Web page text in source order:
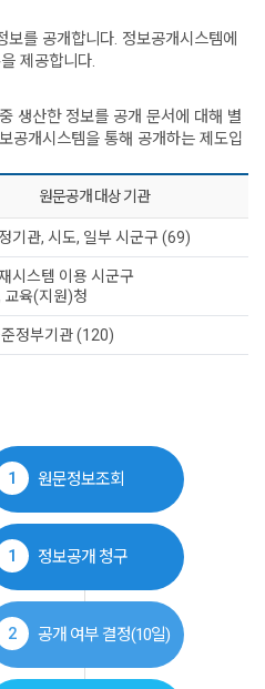
를 공개합니다. 정보공개시스템에
제공합니다.
생산한 정보를 공개 문서에 대해 별
공개시스템을 통해 공개하는 제도입
원문공개 대상 기관
기관, 시도, 일부 시군구 (69)
시스템 이용 시군구
교육(지원)청
준정부기관 (120)
1 원문정보조회
1 정보공개 청구
2 공개 여부 결정(10일)